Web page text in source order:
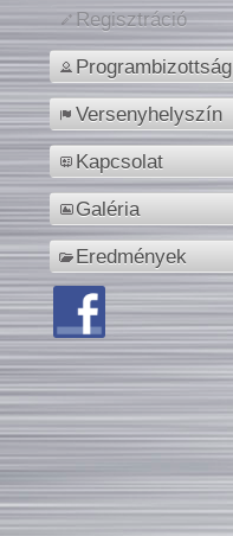
Regisztráció
Programbizottság
Versenyhelyszín
Kapcsolat
Galéria
Eredmények